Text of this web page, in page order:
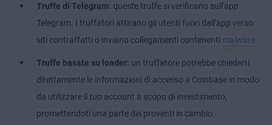
Truffe di Telegram: queste truffe si verificano sull'app
Telegram. I truffatori attirano gli utenti fuori dall'app verso
siti contraffatti o inviano collegamenti contenenti malware.
Truffe basate su loader: un truffatore potrebbe chiederti
direttamente le informazioni di accesso a Coinbase in modo
da utilizzare il tuo account a scopo di investimento,
promettendoti una parte dei proventi in cambio.